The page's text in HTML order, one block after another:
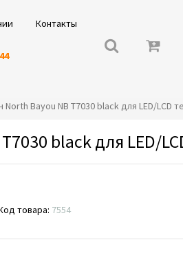
Контакты
North Bayou NB T7030 black для LED/LCD
black для LED/
товара: 7554